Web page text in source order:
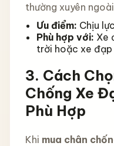
thường xuyên
Ưu điểm: Chịu
Phù hợp với: Xe
trời hoặc xe đạp
3. Cách
Chống Xe
Phù Hợp
Khi mua chân